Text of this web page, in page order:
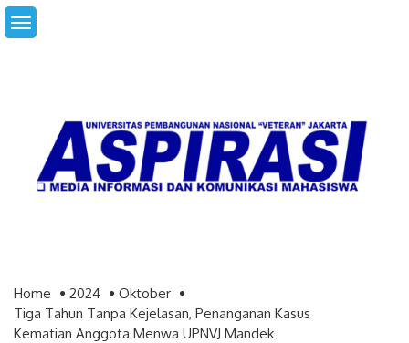
Skip
to
Home 2024
Oktober
Tiga Tahun Tanpa Kejelasan, Penanganan Kasus
Kematian Anggota Menwa UPNVJ Mandek